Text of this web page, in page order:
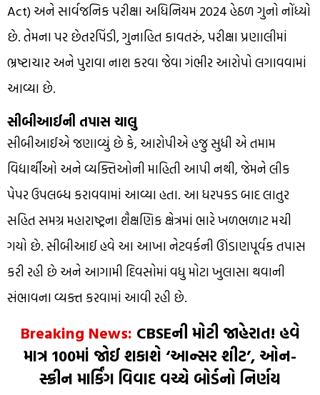
Act) અને સાર્વજનિક પરીક્ષા અધિનિયમ 2024 હેઠળ ગુનો નોંધ્યો
છે. તેમના પર છેતરપિંડી, ગુનાહિત કાવતરું, પરીક્ષા પ્રણાલીમાં
ભ્રષ્ટાચાર અને પુરાવા નાશ કરવા જેવા ગંભીર આરોપો લગાવવામાં
આવ્યા છે.
સીબીઆઈની તપાસ ચાલુ
સીબીઆઈએ જણાવ્યું છે કે, આરોપીએ હજુ સુધી એ તમામ
વિદ્યાર્થીઓ અને વ્યક્તિઓની માહિતી આપી નથી, જેમને લીક
પેપર ઉપલબ્ધ કરાવવામાં આવ્યા હતા. આ ધરપકડ બાદ લાતુર
સહિત સમગ્ર મહારાષ્ટ્રના શૈક્ષણિક ક્ષેત્રમાં ભારે ખળભળાટ મચી
ગયો છે. સીબીઆઈ હવે આ આખા નેટવર્કની ઊંડાણપૂર્વક તપાસ
કરી રહી છે અને આગામી દિવસોમાં વધુ મોટા ખુલાસા થવાની
સંભાવના વ્યક્ત કરવામાં આવી રહી છે.
Breaking News: CBSEની મોટી જાહેરાત! હવે
માત્ર ₹100માં જોઈ શકાશે ‘આન્સર શીટ’, ઓન-
સ્ક્રીન માર્કિંગ વિવાદ વચ્ચે બોર્ડનો નિર્ણય